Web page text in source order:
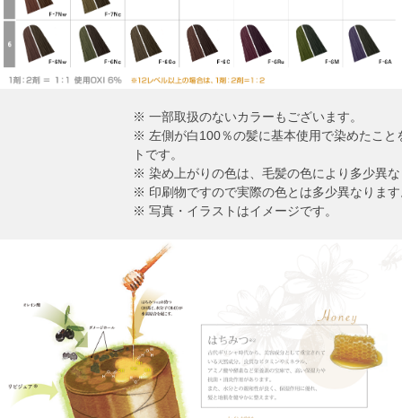
※ 一部取扱のないカラーもございます。
※ 左側が白100％の髪に基本使用で染めたこと
トです。
※ 染め上がりの色は、毛髪の色により多少異
※ 印刷物ですので実際の色とは多少異なりま
※ 写真・イラストはイメージです。